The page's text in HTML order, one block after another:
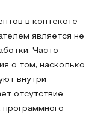
в контексте
является не
Часто
о том, насколько
внутри
отсутствие
программного